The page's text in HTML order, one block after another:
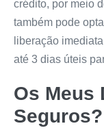
crédito, por meio
também pode
liberação
até 3 dias úteis
Os Meus
Seguros?